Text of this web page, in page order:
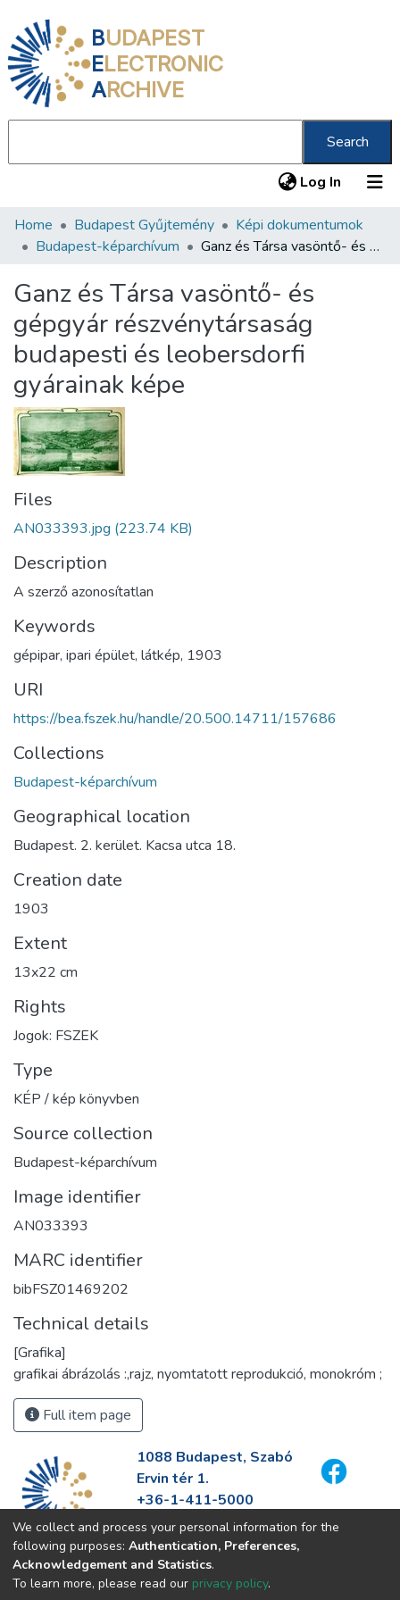
BUDAPEST
ELECTRONIC
ARCHIVE
Search
Log In (current)
Communities & Collections
Statistics
About us
Home Budapest Gyűjtemény
Képi dokumentumok
Budapest-képarchívum
Ganz és Társa vasöntő- és gépgyár részvénytársaság budapesti és leobersdorfi gyárainak képe
Ganz és Társa vasöntő- és
gépgyár részvénytársaság
budapesti és leobersdorfi
gyárainak képe
Files
AN033393.jpg (223.74 KB)
Description
A szerző azonosítatlan
Keywords
gépipar, ipari épület, látkép, 1903
URI
https://bea.fszek.hu/handle/20.500.14711/157686
Collections
Budapest-képarchívum
Geographical location
Budapest. 2. kerület. Kacsa utca 18.
Creation date
1903
Extent
13x22 cm
Rights
Jogok: FSZEK
Type
KÉP / kép könyvben
Source collection
Budapest-képarchívum
Image identifier
AN033393
MARC identifier
bibFSZ01469202
Technical details
[Grafika]
grafikai ábrázolás :,rajz, nyomtatott reprodukció, monokróm ;
Full item page
1088 Budapest, Szabó
Ervin tér 1.
+36-1-411-5000
info@fszek.hu
https://fszek.hu
We collect and process your personal information for the
following purposes: Authentication, Preferences,
Acknowledgement and Statistics.
To learn more, please read our privacy policy.